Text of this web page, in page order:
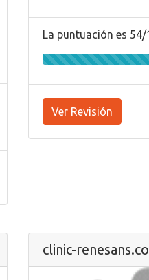
La puntuación es 54/
Ver Revisión
clinic-